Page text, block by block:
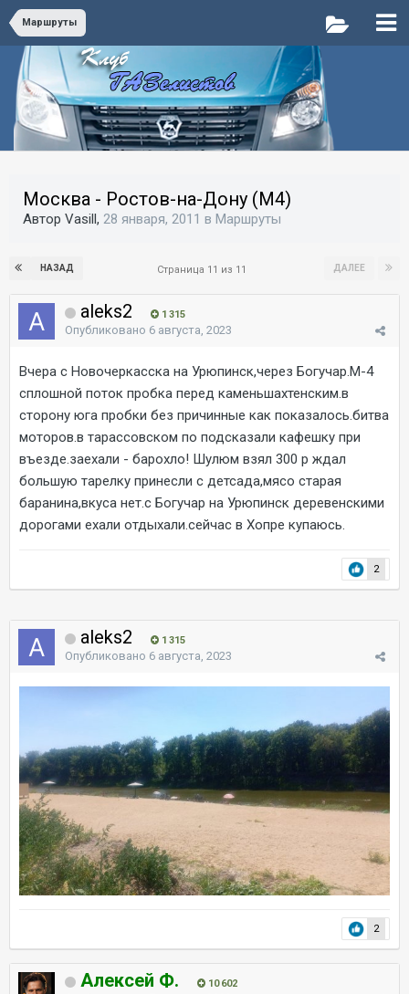
Маршруты
Москва - Ростов-на-Дону (М4)
Автор Vasill, 28 января, 2011 в Маршруты
НАЗАД ДАЛЕЕ
Страница 11 из 11
aleks2 1 315
Опубликовано 6 августа, 2023
Вчера с Новочеркасска на Урюпинск,через Богучар.М-4
сплошной поток пробка перед каменьшахтенским.в
сторону юга пробки без причинные как показалось.битва
моторов.в тарассовском по подсказали кафешку при
въезде.заехали - барохло! Шулюм взял 300 р ждал
большую тарелку принесли с детсада,мясо старая
баранина,вкуса нет.с Богучар на Урюпинск деревенскими
дорогами ехали отдыхали.сейчас в Хопре купаюсь.
2
aleks2 1 315
Опубликовано 6 августа, 2023
2
Алексей Ф. 10 602